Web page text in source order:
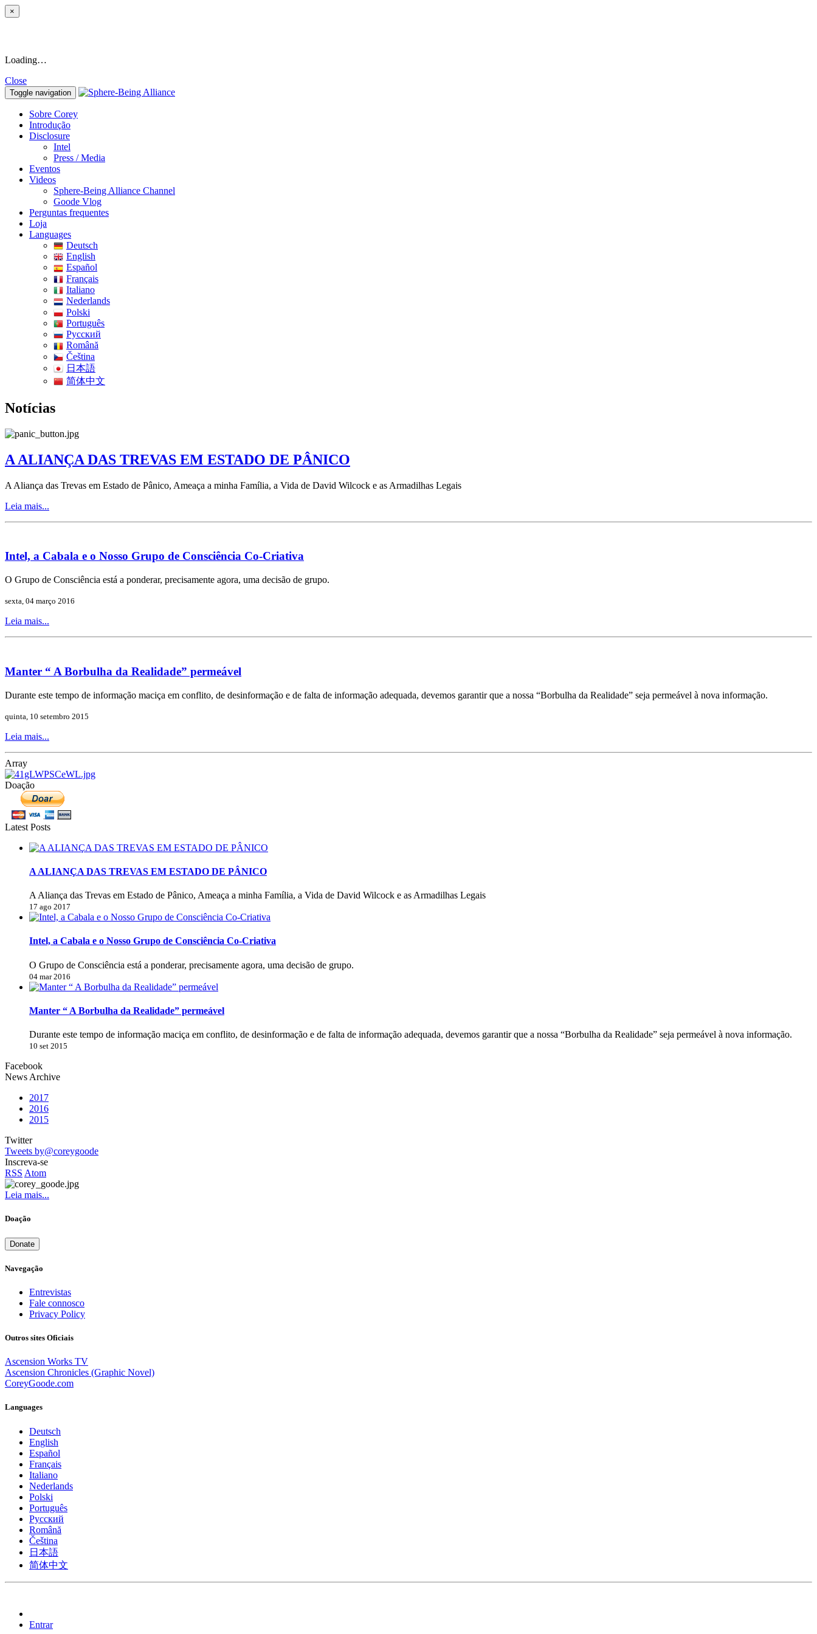
×
Loading…
Close
Toggle navigation
Sobre Corey
Introdução
Disclosure
Intel
Press / Media
Eventos
Videos
Sphere-Being Alliance Channel
Goode Vlog
Perguntas frequentes
Loja
Languages
Deutsch
English
Español
Français
Italiano
Nederlands
Polski
Português
Pусский
Română
Čeština
日本語
简体中文
Notícias
A ALIANÇA DAS TREVAS EM ESTADO DE PÂNICO
A Aliança das Trevas em Estado de Pânico, Ameaça a minha Família, a Vida de David Wilcock e as Armadilhas Legais
Leia mais...
Intel, a Cabala e o Nosso Grupo de Consciência Co-Criativa
O Grupo de Consciência está a ponderar, precisamente agora, uma decisão de grupo.
sexta, 04 março 2016
Leia mais...
Manter “ A Borbulha da Realidade” permeável
Durante este tempo de informação maciça em conflito, de desinformação e de falta de informação adequada, devemos garantir que a nossa “Borbulha da Realidade” seja permeável à nova informação.
quinta, 10 setembro 2015
Leia mais...
Array
Doação
Latest Posts
A ALIANÇA DAS TREVAS EM ESTADO DE PÂNICO
A Aliança das Trevas em Estado de Pânico, Ameaça a minha Família, a Vida de David Wilcock e as Armadilhas Legais
17 ago 2017
Intel, a Cabala e o Nosso Grupo de Consciência Co-Criativa
O Grupo de Consciência está a ponderar, precisamente agora, uma decisão de grupo.
04 mar 2016
Manter “ A Borbulha da Realidade” permeável
Durante este tempo de informação maciça em conflito, de desinformação e de falta de informação adequada, devemos garantir que a nossa “Borbulha da Realidade” seja permeável à nova informação.
10 set 2015
Facebook
News Archive
2017
2016
2015
Twitter
Tweets by@coreygoode
Inscreva-se
RSS Atom
Leia mais...
Doação
Donate
Navegação
Entrevistas
Fale connosco
Privacy Policy
Outros sites Oficiais
Ascension Works TV
Ascension Chronicles (Graphic Novel)
CoreyGoode.com
Languages
Deutsch
English
Español
Français
Italiano
Nederlands
Polski
Português
Pусский
Română
Čeština
日本語
简体中文
Entrar